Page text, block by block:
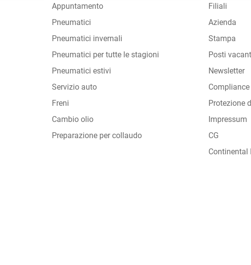
Appuntamento
Pneumatici
Pneumatici invernali
Pneumatici per tutte le stagioni
Pneumatici estivi
Servizio auto
Freni
Cambio olio
Preparazione per collaudo
Filiali
Azienda
Stampa
Posti
Newsletter
Compliance
Protezione
Impressum
CG
Continental